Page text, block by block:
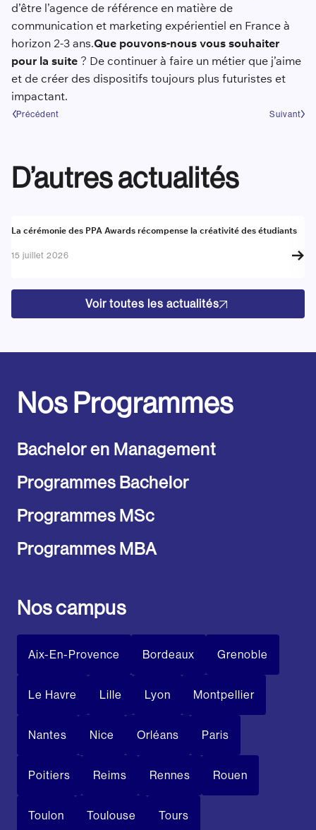
d’être l’agence de référence en matière de
communication et marketing expérientiel en France à
horizon 2-3 ans.Que pouvons-nous vous souhaiter
pour la suite? De continuer à faire un métier que j’aime
et de créer des dispositifs toujours plus futuristes et
impactant.
Précédent Suivant
D’autres actualités
Actualité
La cérémonie des PPA Awards récompense la créativité des étudiants
15 juillet 2026
Voir toutes les actualités
Nos Programmes
Bachelor en Management
Programmes Bachelor
Programmes MSc
Programmes MBA
Nos campus
Aix-En-Provence Bordeaux Grenoble
Le Havre Lille Lyon Montpellier
Nantes Nice Orléans Paris
Poitiers Reims Rennes Rouen
Toulon Toulouse Tours